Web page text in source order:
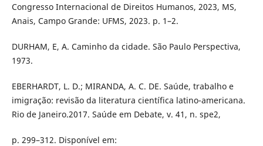
Congresso Internacional de Direitos Humanos, 2023, MS,
Anais, Campo Grande: UFMS, 2023. p. 1–2.
DURHAM, E, A. Caminho da cidade. São Paulo Perspectiva,
1973.
EBERHARDT, L. D.; MIRANDA, A. C. DE. Saúde, trabalho e
imigração: revisão da literatura científica latino-americana.
Rio de Janeiro.2017. Saúde em Debate, v. 41, n. spe2,
p. 299–312. Disponível em: